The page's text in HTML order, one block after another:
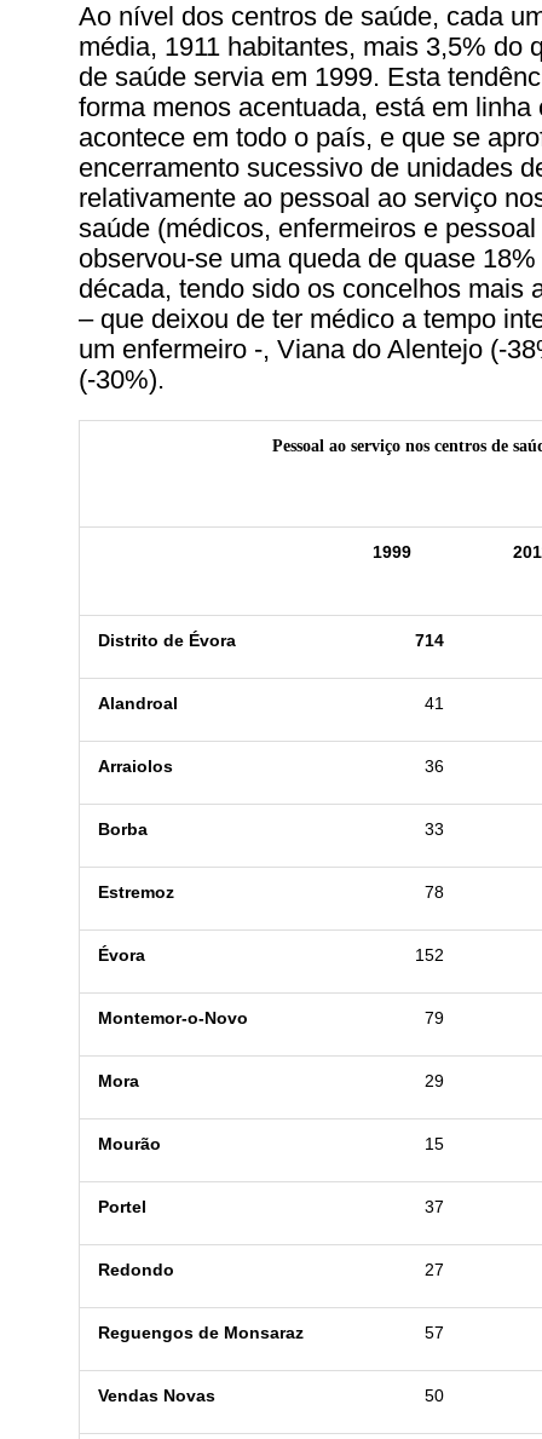
Ao nível dos centros de saúde, cada
média, 1911 habitantes, mais 3,5% do
de saúde servia em 1999. Esta
forma menos acentuada, está em linha
acontece em todo o país, e que se
encerramento sucessivo de unidades
relativamente ao pessoal ao serviço
saúde (médicos, enfermeiros e
observou-se uma queda de quase
década, tendo sido os concelhos mais
– que deixou de ter médico a tempo
um enfermeiro -, Viana do Alentejo (-
(-30%).
Pessoal ao serviço nos centros de
1999
Distrito de Évora 714
Alandroal 41
Arraiolos 36
Borba 33
Estremoz 78
Évora 152
Montemor-o-Novo 79
Mora 29
Mourão 15
Portel 37
Redondo 27
Reguengos de Monsaraz 57
Vendas Novas 50